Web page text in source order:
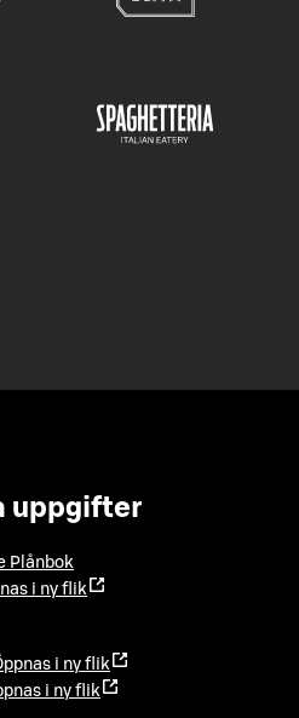
uppgifter
Plånbok
i ny flik
i ny flik
i ny flik